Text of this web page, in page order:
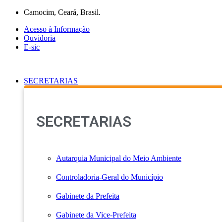
conteúdo
Camocim, Ceará, Brasil.
Acesso à Informação
Ouvidoria
E-sic
SECRETARIAS
SECRETARIAS
Autarquia Municipal do Meio Ambiente
Controladoria-Geral do Município
Gabinete da Prefeita
Gabinete da Vice-Prefeita